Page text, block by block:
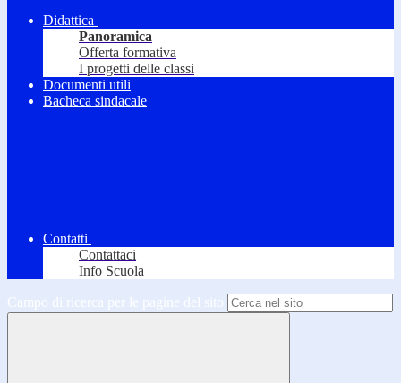
Didattica
Panoramica
Offerta formativa
I progetti delle classi
Documenti utili
Bacheca sindacale
Contatti
Contattaci
Info Scuola
Campo di ricerca per le pagine del sito